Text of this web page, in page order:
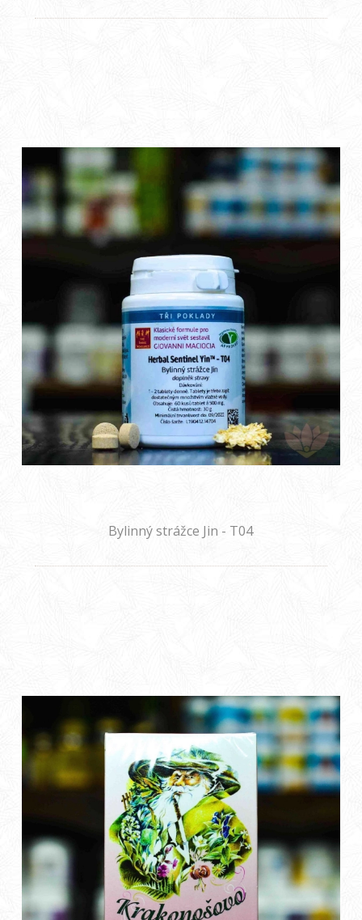
Bylinný strážce Jin - T04